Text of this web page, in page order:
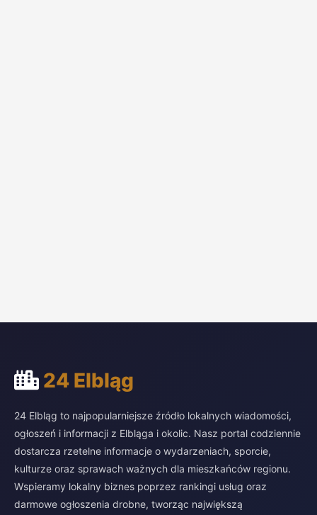
24 Elbląg
24 Elbląg to najpopularniejsze źródło lokalnych wiadomości,
ogłoszeń i informacji z Elbląga i okolic. Nasz portal codziennie
dostarcza rzetelne informacje o wydarzeniach, sporcie,
kulturze oraz sprawach ważnych dla mieszkańców regionu.
Wspieramy lokalny biznes poprzez rankingi usług oraz
darmowe ogłoszenia drobne, tworząc największą